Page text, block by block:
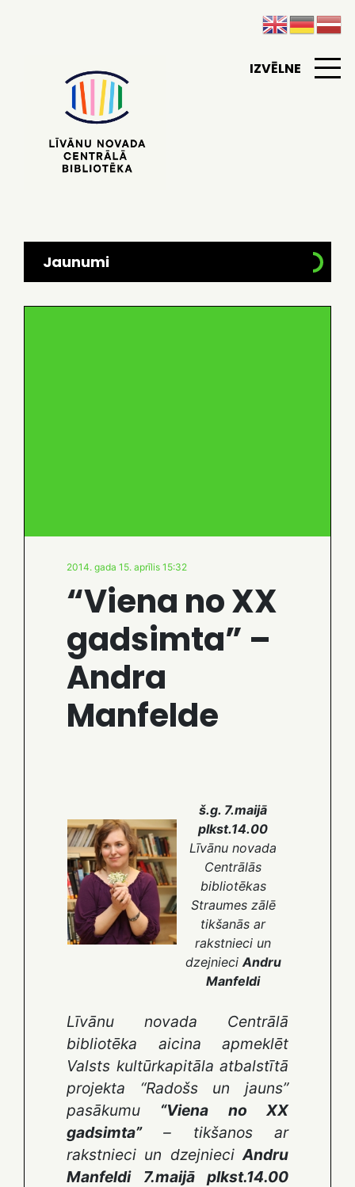
IZVĒLNE
Jaunumi
2014. gada 15. aprīlis 15:32
“Viena no XX
gadsimta” –
Andra
Manfelde
š.g. 7.maijā
plkst.14.00
Līvānu novada
Centrālās
bibliotēkas
Straumes zālē
tikšanās ar
rakstnieci un
dzejnieciAndru
Manfeldi
Līvānu novada Centrālā
bibliotēka aicina apmeklēt
Valsts kultūrkapitāla atbalstītā
projekta “Radošs un jauns”
pasākumu “Viena no XX
gadsimta”– tikšanos ar
rakstnieci un dzejnieciAndru
Manfeldi 7.maijā plkst.14.00